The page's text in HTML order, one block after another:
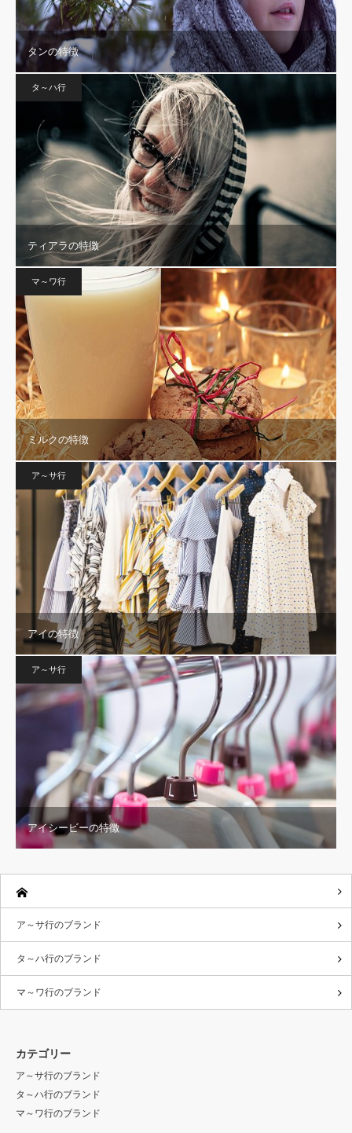
タンの特徴
タ～ハ行
ティアラの特徴
マ～ワ行
ミルクの特徴
ア～サ行
アイの特徴
ア～サ行
アイシービーの特徴
ア～サ行のブランド
タ～ハ行のブランド
マ～ワ行のブランド
カテゴリー
ア～サ行のブランド
タ～ハ行のブランド
マ～ワ行のブランド